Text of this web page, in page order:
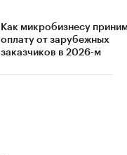
Как микробизнесу
оплату от зарубежных
заказчиков в 2026-м